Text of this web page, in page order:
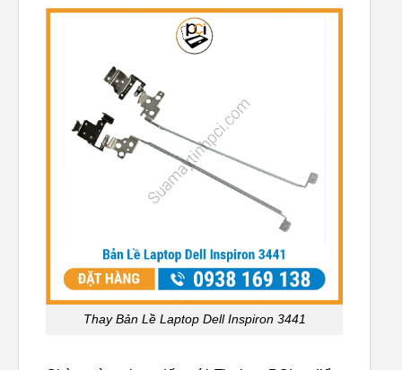
Thay Bản Lề Laptop Dell Inspiron 3441